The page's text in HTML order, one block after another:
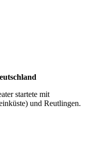
startete mit
und Reutlingen.